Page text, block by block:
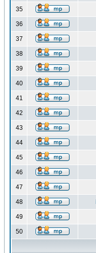
35
36
37
38
39
40
41
42
43
44
45
46
47
48
49
50